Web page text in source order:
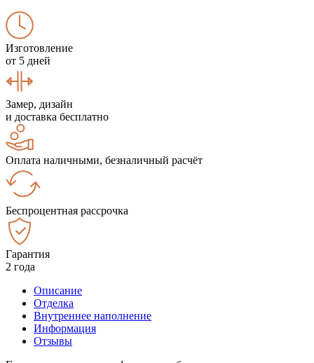
Изготовление
от 5 дней
Замер, дизайн
и доставка бесплатно
Оплата наличными, безналичный расчёт
Беспроцентная рассрочка
Гарантия
2 года
Описание
Отделка
Внутреннее наполнение
Информация
Отзывы